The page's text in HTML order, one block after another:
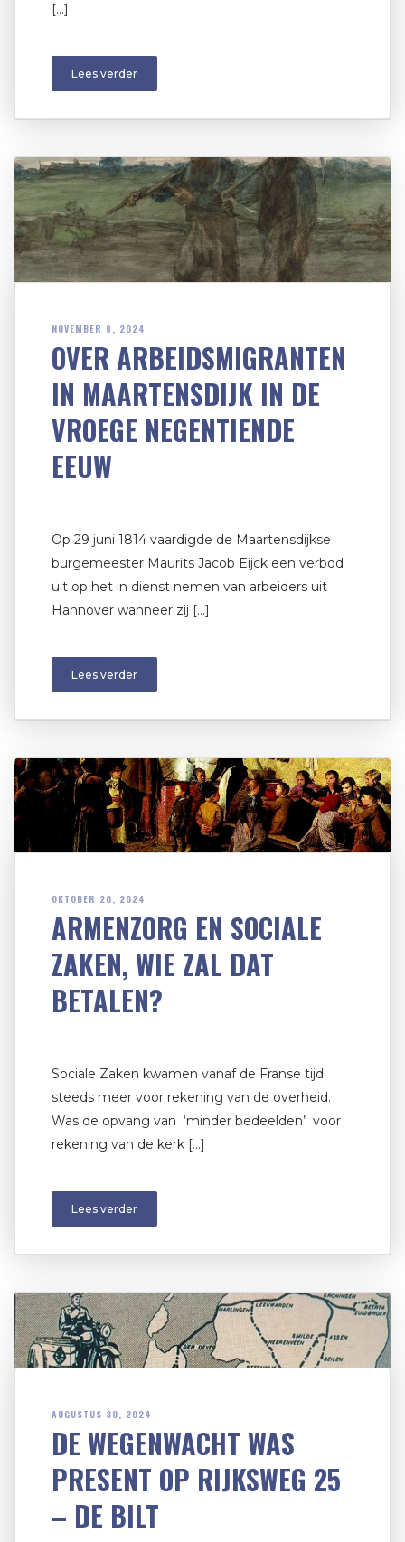
[…]
Lees verder
NOVEMBER 9, 2024
OVER ARBEIDSMIGRANTEN
IN MAARTENSDIJK IN DE
VROEGE NEGENTIENDE
EEUW
Op 29 juni 1814 vaardigde de Maartensdijkse
burgemeester Maurits Jacob Eijck een verbod
uit op het in dienst nemen van arbeiders uit
Hannover wanneer zij […]
Lees verder
OKTOBER 20, 2024
ARMENZORG EN SOCIALE
ZAKEN, WIE ZAL DAT
BETALEN?
Sociale Zaken kwamen vanaf de Franse tijd
steeds meer voor rekening van de overheid.
Was de opvang van ‘minder bedeelden’ voor
rekening van de kerk […]
Lees verder
AUGUSTUS 30, 2024
DE WEGENWACHT WAS
PRESENT OP RIJKSWEG 25
– DE BILT